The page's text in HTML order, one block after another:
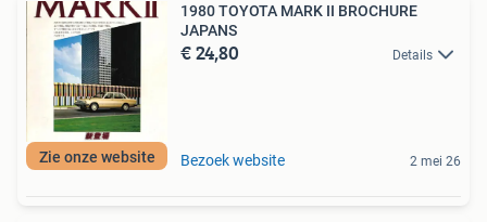
Zie onze website
1980 TOYOTA MARK II BROCHURE
JAPANS
€ 24,80 Details
Bezoek website 2 mei 26